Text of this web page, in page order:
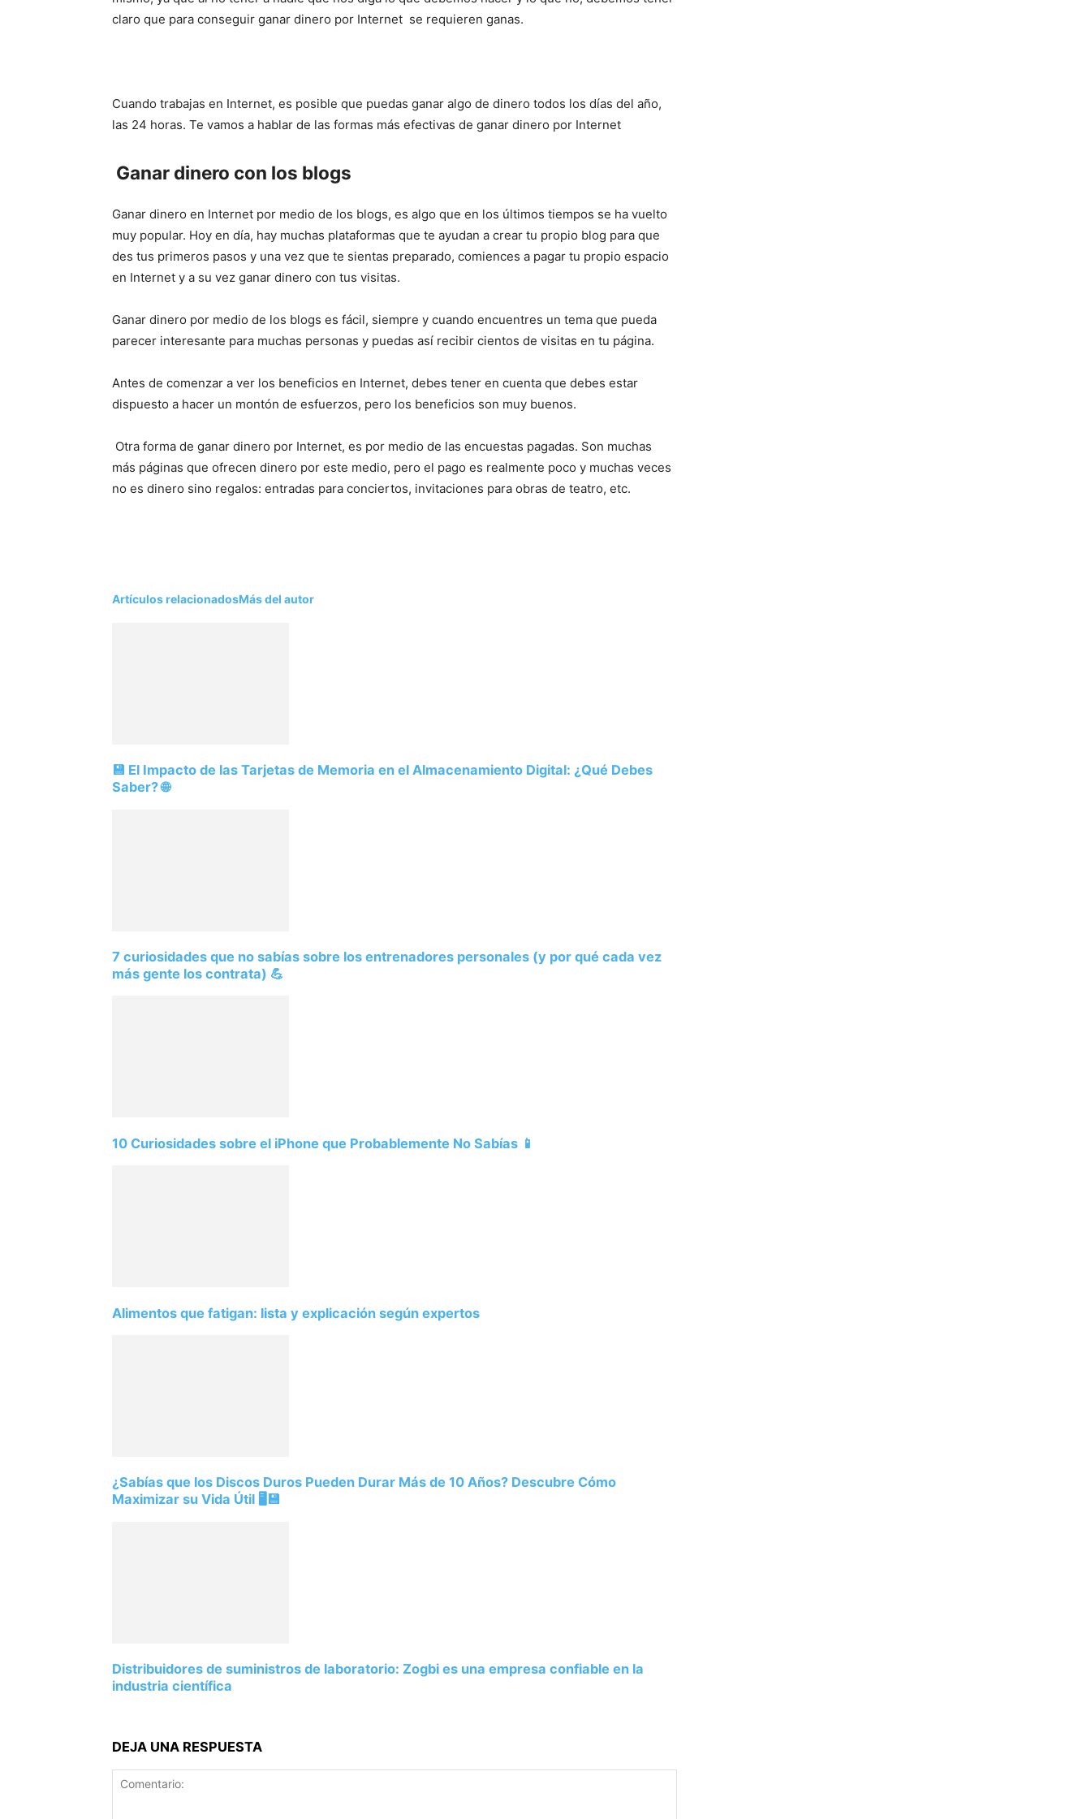
claro que para conseguir ganar dinero por Internet se requieren ganas.
Cuando trabajas en Internet, es posible que puedas ganar algo de dinero todos los días del año,
las 24 horas. Te vamos a hablar de las formas más efectivas de ganar dinero por Internet
Ganar dinero con los blogs
Ganar dinero en Internet por medio de los blogs, es algo que en los últimos tiempos se ha vuelto
muy popular. Hoy en día, hay muchas plataformas que te ayudan a crear tu propio blog para que
des tus primeros pasos y una vez que te sientas preparado, comiences a pagar tu propio espacio
en Internet y a su vez ganar dinero con tus visitas.
Ganar dinero por medio de los blogs es fácil, siempre y cuando encuentres un tema que pueda
parecer interesante para muchas personas y puedas así recibir cientos de visitas en tu página.
Antes de comenzar a ver los beneficios en Internet, debes tener en cuenta que debes estar
dispuesto a hacer un montón de esfuerzos, pero los beneficios son muy buenos.
Otra forma de ganar dinero por Internet, es por medio de las encuestas pagadas. Son muchas
más páginas que ofrecen dinero por este medio, pero el pago es realmente poco y muchas veces
no es dinero sino regalos: entradas para conciertos, invitaciones para obras de teatro, etc.
Artículos relacionadosMás del autor
💾 El Impacto de las Tarjetas de Memoria en el Almacenamiento Digital: ¿Qué Debes
Saber? 🌐
7 curiosidades que no sabías sobre los entrenadores personales (y por qué cada vez
más gente los contrata) 💪
10 Curiosidades sobre el iPhone que Probablemente No Sabías 📱
Alimentos que fatigan: lista y explicación según expertos
¿Sabías que los Discos Duros Pueden Durar Más de 10 Años? Descubre Cómo
Maximizar su Vida Útil 🖥️💾
Distribuidores de suministros de laboratorio: Zogbi es una empresa confiable en la
industria científica
DEJA UNA RESPUESTA